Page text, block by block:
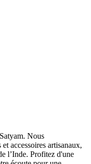
Nous
accessoires artisanaux,
l’Inde. Profitez d'une